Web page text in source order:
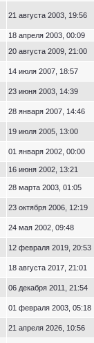
21 августа 2003, 19:56
18 апреля 2003, 00:09
20 августа 2009, 21:00
14 июля 2007, 18:57
23 июня 2003, 14:39
28 января 2007, 14:46
19 июля 2005, 13:00
01 января 2002, 00:00
16 июня 2002, 13:21
28 марта 2003, 01:05
23 октября 2006, 12:19
24 мая 2002, 09:48
12 февраля 2019, 20:53
18 августа 2017, 21:01
06 декабря 2011, 21:54
01 февраля 2003, 05:18
21 апреля 2026, 10:56